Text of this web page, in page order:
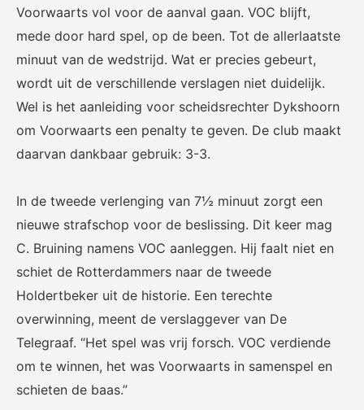
De officiële webshop van de
Het officiële verkoopkanaal
voor de KNVB. Koop hier je
tickets voor Oranje en de
Eurojackpot KNVB Beker.
Futsal Euro 2022
De officiële toernooipagina
Dugout
De digitale leeromgeving van
Voorwaarts vol voor de aanval gaan. VOC blijft,
mede door hard spel, op de been. Tot de allerlaatste
minuut van de wedstrijd. Wat er precies gebeurt,
wordt uit de verschillende verslagen niet duidelijk.
Wel is het aanleiding voor scheidsrechter Dykshoorn
om Voorwaarts een penalty te geven. De club maakt
daarvan dankbaar gebruik: 3-3.
In de tweede verlenging van 7½ minuut zorgt een
nieuwe strafschop voor de beslissing. Dit keer mag
C. Bruining namens VOC aanleggen. Hij faalt niet en
schiet de Rotterdammers naar de tweede
Holdertbeker uit de historie. Een terechte
overwinning, meent de verslaggever van De
Telegraaf. “Het spel was vrij forsch. VOC verdiende
om te winnen, het was Voorwaarts in samenspel en
schieten de baas.”